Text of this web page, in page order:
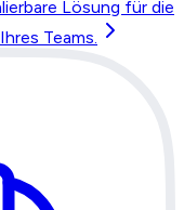
Lösung für die
Teams.